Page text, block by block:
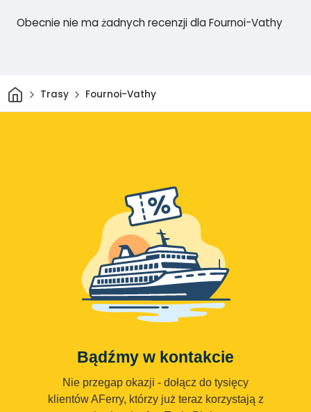
Obecnie nie ma żadnych recenzji dla Fournoi-Vathy
DomTrasy Fournoi-Vathy
Bądźmy w kontakcie
Nie przegap okazji - dołącz do tysięcy
klientów AFerry, którzy już teraz korzystają z